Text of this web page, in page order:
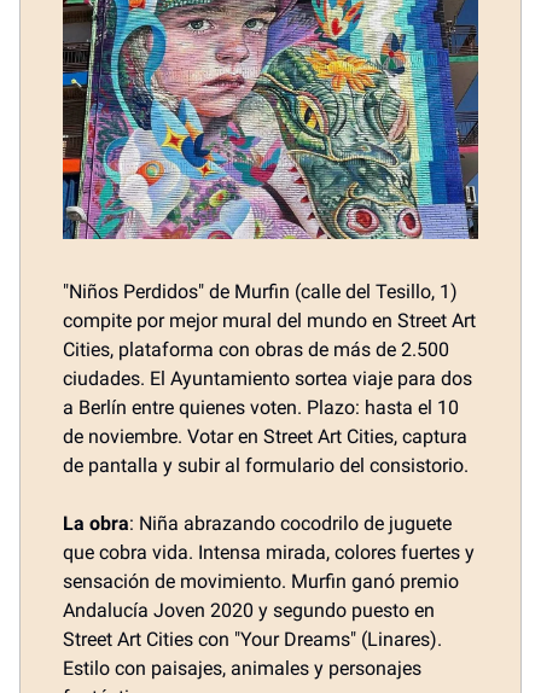
"Niños Perdidos" de Murfin (calle del Tesillo, 1)
compite por mejor mural del mundo en Street Art
Cities, plataforma con obras de más de 2.500
ciudades. El Ayuntamiento sortea viaje para dos
a Berlín entre quienes voten. Plazo: hasta el 10
de noviembre. Votar en Street Art Cities, captura
de pantalla y subir al formulario del consistorio.
La obra: Niña abrazando cocodrilo de juguete
que cobra vida. Intensa mirada, colores fuertes y
sensación de movimiento. Murfin ganó premio
Andalucía Joven 2020 y segundo puesto en
Street Art Cities con "Your Dreams" (Linares).
Estilo con paisajes, animales y personajes